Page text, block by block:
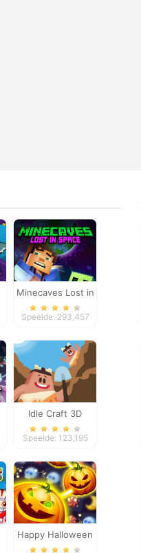
Minecaves Lost in
Space
Speelde: 293,457
Idle Craft 3D
Speelde: 123,195
Happy Halloween